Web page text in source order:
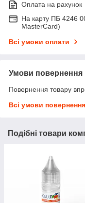
Оплата на рахунок
На карту ПБ 4246
MasterCard)
Всі умови оплати
Умови повернення
Повернення товару
Всі умови повернення
Подібні товари